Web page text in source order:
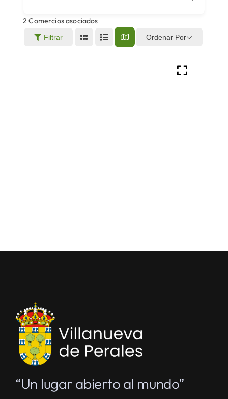
Áreas
2 Comercios asociados
Filtrar Ordenar Por
“Un lugar abierto al mundo”